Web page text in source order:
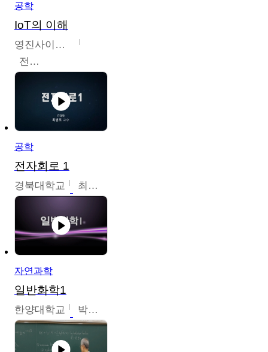
공학
IoT의 이해
영진사이버대학교
전병현
공학
전자회로 1
경북대학교 최병조
자연과학
일반화학1
한양대학교 박경호